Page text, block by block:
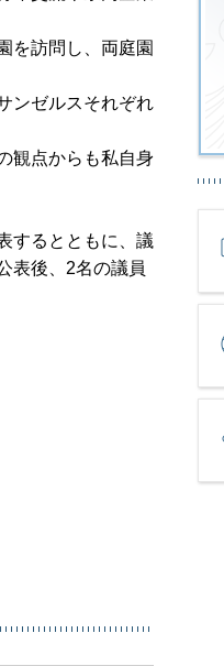
を訪問し、両庭園
ンゼルスそれぞれ
観点からも私自身
するとともに、議
表後、2名の議員